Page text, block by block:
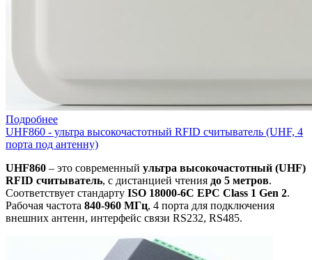
Подробнее
UHF860 - ультра высокочастотный RFID считыватель (UHF, 4
порта под антенну)
UHF860 – это современный ультра высокочастотный (UHF)
RFID считыватель, с дистанцией чтения до 5 метров.
Соответствует стандарту ISO 18000-6C EPC Class 1 Gen 2.
Рабочая частота 840-960 МГц, 4 порта для подключения
внешних антенн, интерфейс связи RS232, RS485.